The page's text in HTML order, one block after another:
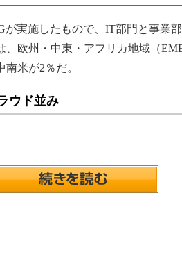
実施したもので、IT部門と事業
、欧州・中東・アフリカ地域（
米が2％だ。
ウド並み